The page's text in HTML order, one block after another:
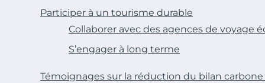
Participer à un tourisme durable
Collaborer avec des agences de voyage
S’engager à long terme
Témoignages sur la réduction du bilan carbone